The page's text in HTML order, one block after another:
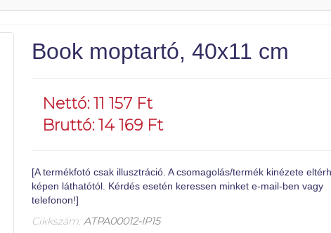
Book moptartó, 40x11 cm
Nettó: 11 157 Ft
Bruttó: 14 169 Ft
[A termékfotó csak illusztráció. A csomagolás/termék kinézete
képen láthatótól. Kérdés esetén keressen minket e-mail-ben vagy
telefonon!]
Cikkszám:ATPA00012-IP15